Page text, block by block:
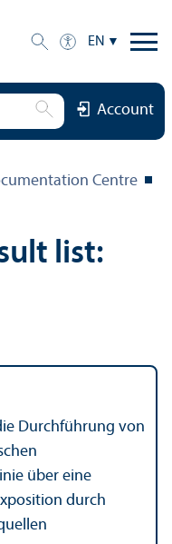
EN
Account
Centre
list:
Durchführung von
über eine
durch